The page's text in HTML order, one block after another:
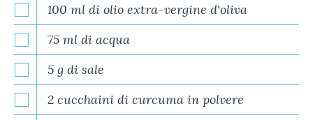
100 ml di olio extra-vergine d'oliva
75 ml di acqua
5 g di sale
2 cucchaini di curcuma in polvere